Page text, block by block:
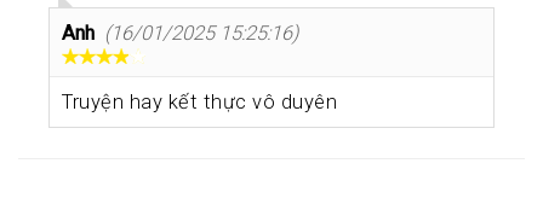
Anh (16/01/2025 15:25:16)
Truyện hay kết thực vô duyên